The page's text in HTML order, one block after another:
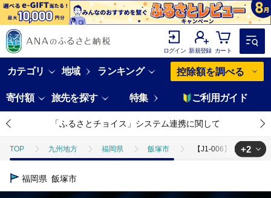
ログイン 新規登録 カート
カテゴリ 地域 ランキング 控除額を調べる
寄付額 旅先を探す 特集 ご利用ガイド
「ふるさとチョイス」システム連携に関して
TOP 九州地方 福岡県 飯塚市 【J1-006】銀座山形
TOP
+2
福岡県 飯塚市